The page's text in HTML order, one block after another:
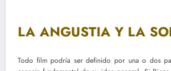
LA ANGUSTIA Y LA
Todo film podría ser definido por una o dos